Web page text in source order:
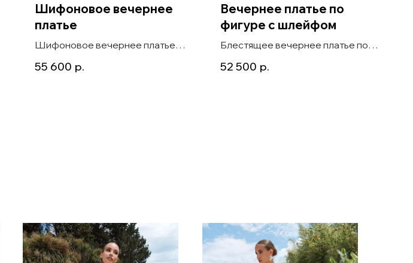
Шифоновое вечернее
платье
Шифоновое вечернее платье
с разрезом Kam лазурь
55 600 р.
Вечернее платье по
фигуре с шлейфом
Блестящее вечернее платье по
шлейфом Vered
52 500 р.